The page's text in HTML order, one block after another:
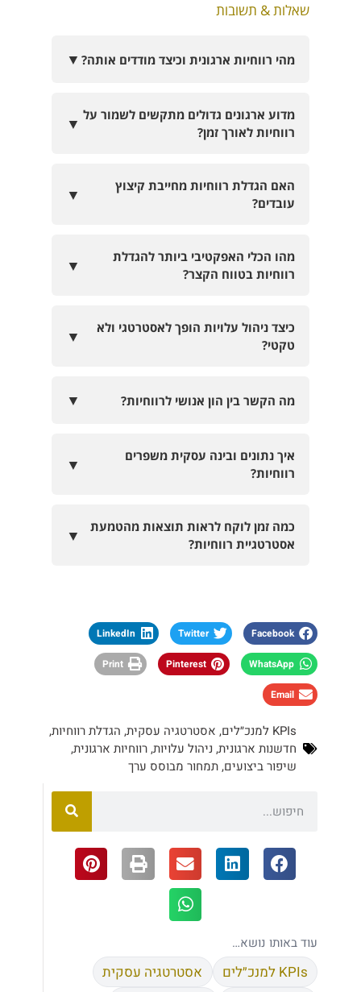
עוד באותו נושא…
KPIs למנכ״לים אסטרטגיה עסקית
שאלות & תשובות
מהי רווחיות ארגונית וכיצד מודדים אותה? ▼
מדוע ארגונים גדולים מתקשים לשמור על
רווחיות לאורך זמן?
▼
האם הגדלת רווחיות מחייבת קיצוץ
עובדים?
▼
מהו הכלי האפקטיבי ביותר להגדלת
רווחיות בטווח הקצר?
▼
כיצד ניהול עלויות הופך לאסטרטגי ולא
טקטי?
▼
מה הקשר בין הון אנושי לרווחיות? ▼
איך נתונים ובינה עסקית משפרים
רווחיות?
▼
כמה זמן לוקח לראות תוצאות מהטמעת
אסטרטגיית רווחיות?
▼
Facebook
Twitter
LinkedIn
WhatsApp
Pinterest
Print
Email
KPIs למנכ״לים , אסטרטגיה עסקית, הגדלת רווחיות,
חדשנות ארגונית, ניהול עלויות,רווחיות ארגונית,
שיפור ביצועים,תמחור מבוסס ערך